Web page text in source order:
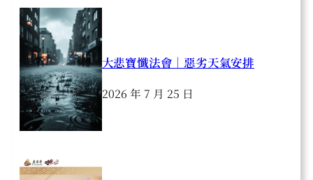
大悲寶懺法會｜惡劣天氣安排
2026 年 7 月 25 日